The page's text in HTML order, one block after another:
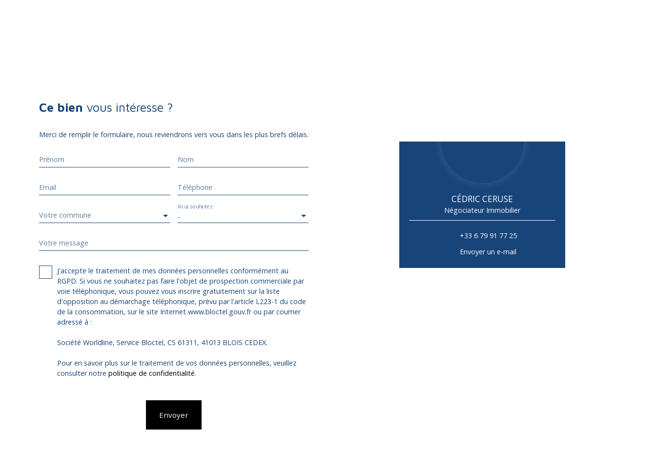
Ce bien vous intéresse ?
Merci de remplir le formulaire, nous reviendrons vers vous dans les plus brefs délais.
Prénom Nom
Email Téléphone
Votre commune -
Vous souhaitez
Votre message
J'accepte le traitement de mes données personnelles conformément au
RGPD. Si vous ne souhaitez pas faire l'objet de prospection commerciale par
voie téléphonique, vous pouvez vous inscrire gratuitement sur la liste
d'opposition au démarchage téléphonique, prévu par l'article L223-1 du code
de la consommation, sur le site Internet www.bloctel.gouv.fr ou par courrier
adressé à :
Société Worldline, Service Bloctel, CS 61311, 41013 BLOIS CEDEX.
Pour en savoir plus sur le traitement de vos données personnelles, veuillez
consulter notre politique de confidentialité.
Envoyer
CÉDRIC CERUSE
Négociateur Immobilier
+33 6 79 91 77 25
Envoyer un e-mail